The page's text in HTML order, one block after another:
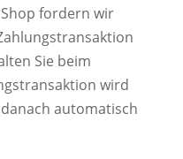
fordern wir
Sie beim
wird
automatisch